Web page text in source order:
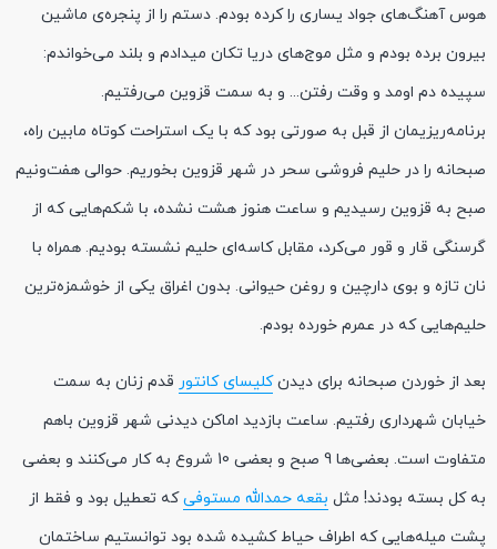
هوس آهنگ‌های جواد یساری را کرده بودم. دستم را از پنجره‌ی ماشین
بیرون برده بودم و مثل موج‌های دریا تکان میدادم و بلند می‌خواندم:
سپیده دم اومد و وقت رفتن... و به سمت قزوین می‌رفتیم.
برنامه‌ریزیمان از قبل به صورتی بود که با یک استراحت کوتاه مابین راه،
صبحانه را در حلیم فروشی سحر در شهر قزوین بخوریم. حوالی هفت‌ونیم
صبح به قزوین رسیدیم و ساعت هنوز هشت نشده، با شکم‌هایی که از
گرسنگی قار و قور می‌کرد، مقابل کاسه‌ای حلیم نشسته بودیم. همراه با
نان تازه و بوی دارچین و روغن حیوانی. بدون اغراق یکی از خوشمزه‌ترین
حلیم‌هایی که در عمرم خورده بودم.
بعد از خوردن صبحانه برای دیدنکلیسای کانتور قدم زنان به سمت
خیابان شهرداری رفتیم. ساعت بازدید اماکن دیدنی شهر قزوین باهم
متفاوت است. بعضی‌ها 9 صبح و بعضی 10 شروع به کار می‌کنند و بعضی
به کل بسته بودند! مثل بقعه حمدالله مستوفیکه تعطیل بود و فقط از
پشت میله‌هایی که اطراف حیاط کشیده شده بود توانستیم ساختمان